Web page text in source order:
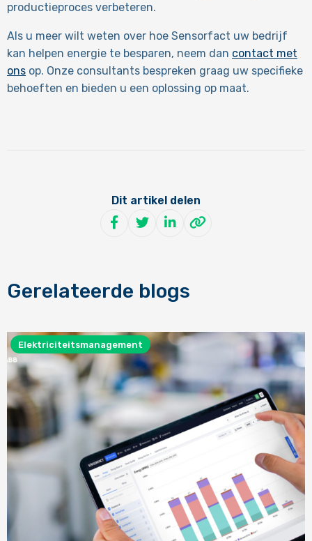
productieproces verbeteren.
Als u meer wilt weten over hoe Sensorfact uw bedrijf
kan helpen energie te besparen, neem dan contact met
ons op. Onze consultants bespreken graag uw specifieke
behoeften en bieden u een oplossing op maat.
Dit artikel delen
Deel op Facebook
Deel op Twitter
Deel op LinkedIn
Gerelateerde blogs
Elektriciteitsmanagement